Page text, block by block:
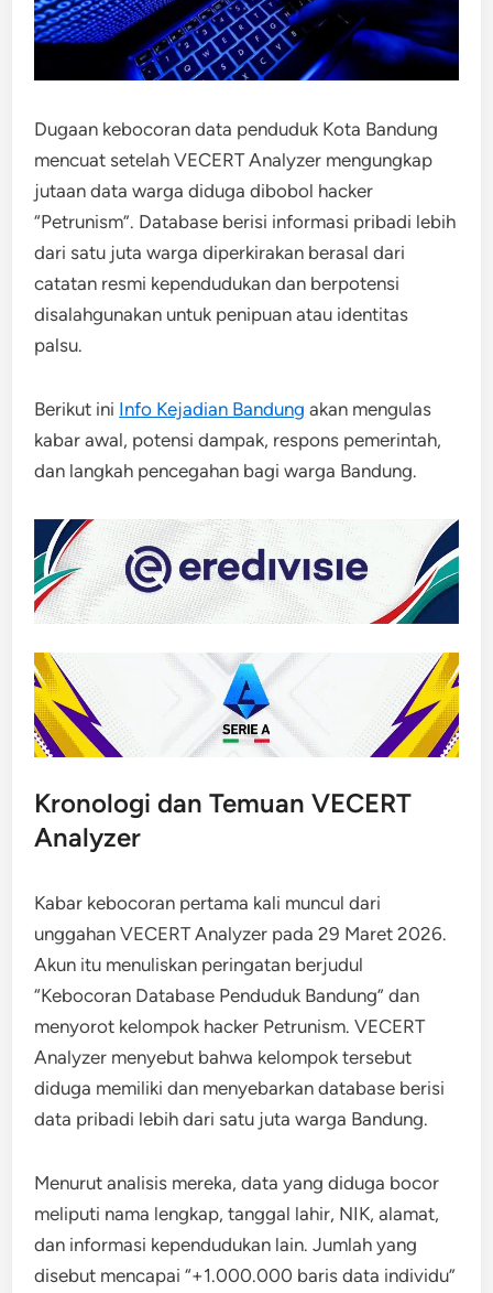
Dugaan kebocoran data penduduk Kota Bandung
mencuat setelah VECERT Analyzer mengungkap
jutaan data warga diduga dibobol hacker
“Petrunism”. Database berisi informasi pribadi lebih
dari satu juta warga diperkirakan berasal dari
catatan resmi kependudukan dan berpotensi
disalahgunakan untuk penipuan atau identitas
palsu.
Berikut ini Info Kejadian Bandung akan mengulas
kabar awal, potensi dampak, respons pemerintah,
dan langkah pencegahan bagi warga Bandung.
Kronologi dan Temuan VECERT
Analyzer
Kabar kebocoran pertama kali muncul dari
unggahan VECERT Analyzer pada 29 Maret 2026.
Akun itu menuliskan peringatan berjudul
“Kebocoran Database Penduduk Bandung” dan
menyorot kelompok hacker Petrunism. VECERT
Analyzer menyebut bahwa kelompok tersebut
diduga memiliki dan menyebarkan database berisi
data pribadi lebih dari satu juta warga Bandung.
Menurut analisis mereka, data yang diduga bocor
meliputi nama lengkap, tanggal lahir, NIK, alamat,
dan informasi kependudukan lain. Jumlah yang
disebut mencapai “+1.000.000 baris data individu”